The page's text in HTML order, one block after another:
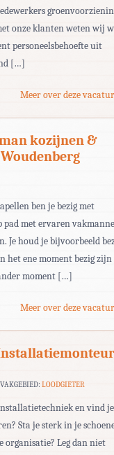
onze klanten weten wij
personeelsbehoefte uit
[…]
Meer over deze
kozijnen &
ben je bezig met
pad met ervaren
Je houd je bijvoorbeeld
het ene moment bezig zijn
moment […]
Meer over deze
VAKGEBIED:LOODGIETER
en vind je
Sta je sterk in je
Leg dan niet